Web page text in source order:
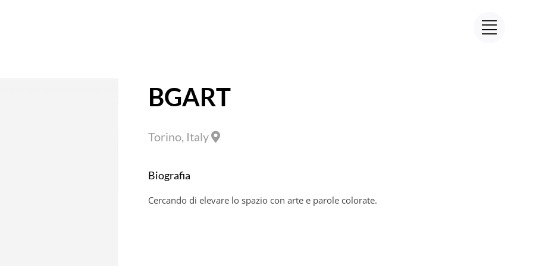
BGART
Torino, Italy
Biografia
Cercando di elevare lo spazio con arte e parole colorate.